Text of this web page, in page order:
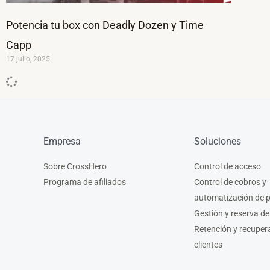
Potencia tu box con Deadly Dozen y Time
Capp
17 julio, 2025
Empresa
Sobre CrossHero
Programa de afiliados
Soluciones
Control de acceso
Control de cobros y
automatización de
Gestión y reserva
Retención y
clientes